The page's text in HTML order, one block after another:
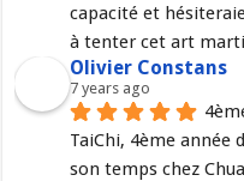
capacité et
à tenter cet art
Olivier Constans
7 years ago
TaiChi, 4ème année
son temps chez